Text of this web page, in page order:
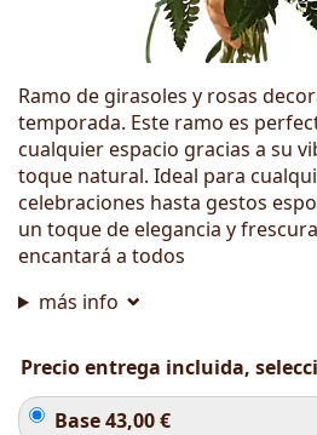
Ramo de girasoles y rosas
temporada. Este ramo es
cualquier espacio gracias a su
toque natural. Ideal para
celebraciones hasta gestos
un toque de elegancia y
encantará a todos
más info
Precio entrega incluida,
Base43,00€